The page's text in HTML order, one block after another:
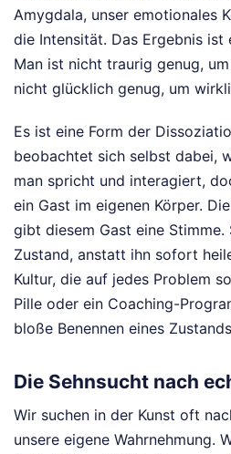
Amygdala, unser emotionales
die Intensität. Das Ergebnis ist
Man ist nicht traurig genug,
nicht glücklich genug, um
Es ist eine Form der
beobachtet sich selbst dabei,
man spricht und interagiert,
ein Gast im eigenen Körper.
gibt diesem Gast eine
Zustand, anstatt ihn sofort
Kultur, die auf jedes Problem
Pille oder ein Coaching-
bloße Benennen eines
Die Sehnsucht nach
Wir suchen in der Kunst oft
unsere eigene Wahrnehmung.